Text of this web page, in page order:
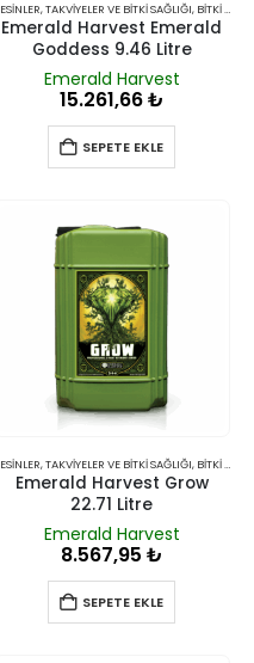
TAKVIYELER VE BITKI SAĞLIĞI, BITKI BESINLERI VE TAKVIYELERI
Emerald Harvest Emerald
Goddess 9.46 Litre
Emerald Harvest
15.261,66₺
SEPETE EKLE
TAKVIYELER VE BITKI SAĞLIĞI, BITKI BESINLERI VE TAKVIYELERI
Emerald Harvest Grow
22.71 Litre
Emerald Harvest
8.567,95 ₺
SEPETE EKLE